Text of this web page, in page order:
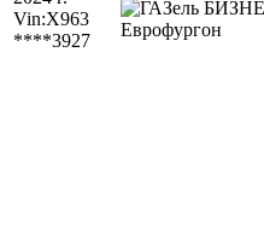
Vin:X963
****3927